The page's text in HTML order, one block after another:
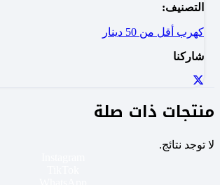
التصنيف:
كهرب أقل من 50 دينار
شاركنا
منتجات ذات صلة
لا توجد نتائج.